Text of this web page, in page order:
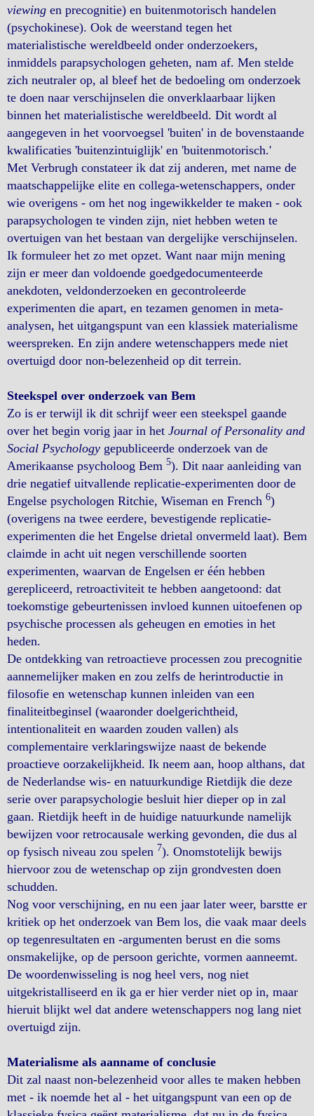
viewing en precognitie) en buitenmotorisch handelen
(psychokinese). Ook de weerstand tegen het
materialistische wereldbeeld onder onderzoekers,
inmiddels parapsychologen geheten, nam af. Men stelde
zich neutraler op, al bleef het de bedoeling om onderzoek
te doen naar verschijnselen die onverklaarbaar lijken
binnen het materialistische wereldbeeld. Dit wordt al
aangegeven in het voorvoegsel 'buiten' in de bovenstaande
kwalificaties 'buitenzintuiglijk' en 'buitenmotorisch.'
Met Verbrugh constateer ik dat zij anderen, met name de
maatschappelijke elite en collega-wetenschappers, onder
wie overigens - om het nog ingewikkelder te maken - ook
parapsychologen te vinden zijn, niet hebben weten te
overtuigen van het bestaan van dergelijke verschijnselen.
Ik formuleer het zo met opzet. Want naar mijn mening
zijn er meer dan voldoende goedgedocumenteerde
anekdoten, veldonderzoeken en gecontroleerde
experimenten die apart, en tezamen genomen in meta-
analysen, het uitgangspunt van een klassiek materialisme
weerspreken. En zijn andere wetenschappers mede niet
overtuigd door non-belezenheid op dit terrein.
Steekspel over onderzoek van Bem
Zo is er terwijl ik dit schrijf weer een steekspel gaande
over het begin vorig jaar in het Journal of Personality and
Social Psychology gepubliceerde onderzoek van de
Amerikaanse psycholoog Bem 5). Dit naar aanleiding van
drie negatief uitvallende replicatie-experimenten door de
Engelse psychologen Ritchie, Wiseman en French 6)
(overigens na twee eerdere, bevestigende replicatie-
experimenten die het Engelse drietal onvermeld laat). Bem
claimde in acht uit negen verschillende soorten
experimenten, waarvan de Engelsen er één hebben
gerepliceerd, retroactiviteit te hebben aangetoond: dat
toekomstige gebeurtenissen invloed kunnen uitoefenen op
psychische processen als geheugen en emoties in het
heden.
De ontdekking van retroactieve processen zou precognitie
aannemelijker maken en zou zelfs de herintroductie in
filosofie en wetenschap kunnen inleiden van een
finaliteitbeginsel (waaronder doelgerichtheid,
intentionaliteit en waarden zouden vallen) als
complementaire verklaringswijze naast de bekende
proactieve oorzakelijkheid. Ik neem aan, hoop althans, dat
de Nederlandse wis- en natuurkundige Rietdijk die deze
serie over parapsychologie besluit hier dieper op in zal
gaan. Rietdijk heeft in de huidige natuurkunde namelijk
bewijzen voor retrocausale werking gevonden, die dus al
op fysisch niveau zou spelen 7). Onomstotelijk bewijs
hiervoor zou de wetenschap op zijn grondvesten doen
schudden.
Nog voor verschijning, en nu een jaar later weer, barstte er
kritiek op het onderzoek van Bem los, die vaak maar deels
op tegenresultaten en -argumenten berust en die soms
onsmakelijke, op de persoon gerichte, vormen aanneemt.
De woordenwisseling is nog heel vers, nog niet
uitgekristalliseerd en ik ga er hier verder niet op in, maar
hieruit blijkt wel dat andere wetenschappers nog lang niet
overtuigd zijn.
Materialisme als aanname of conclusie
Dit zal naast non-belezenheid voor alles te maken hebben
met - ik noemde het al - het uitgangspunt van een op de